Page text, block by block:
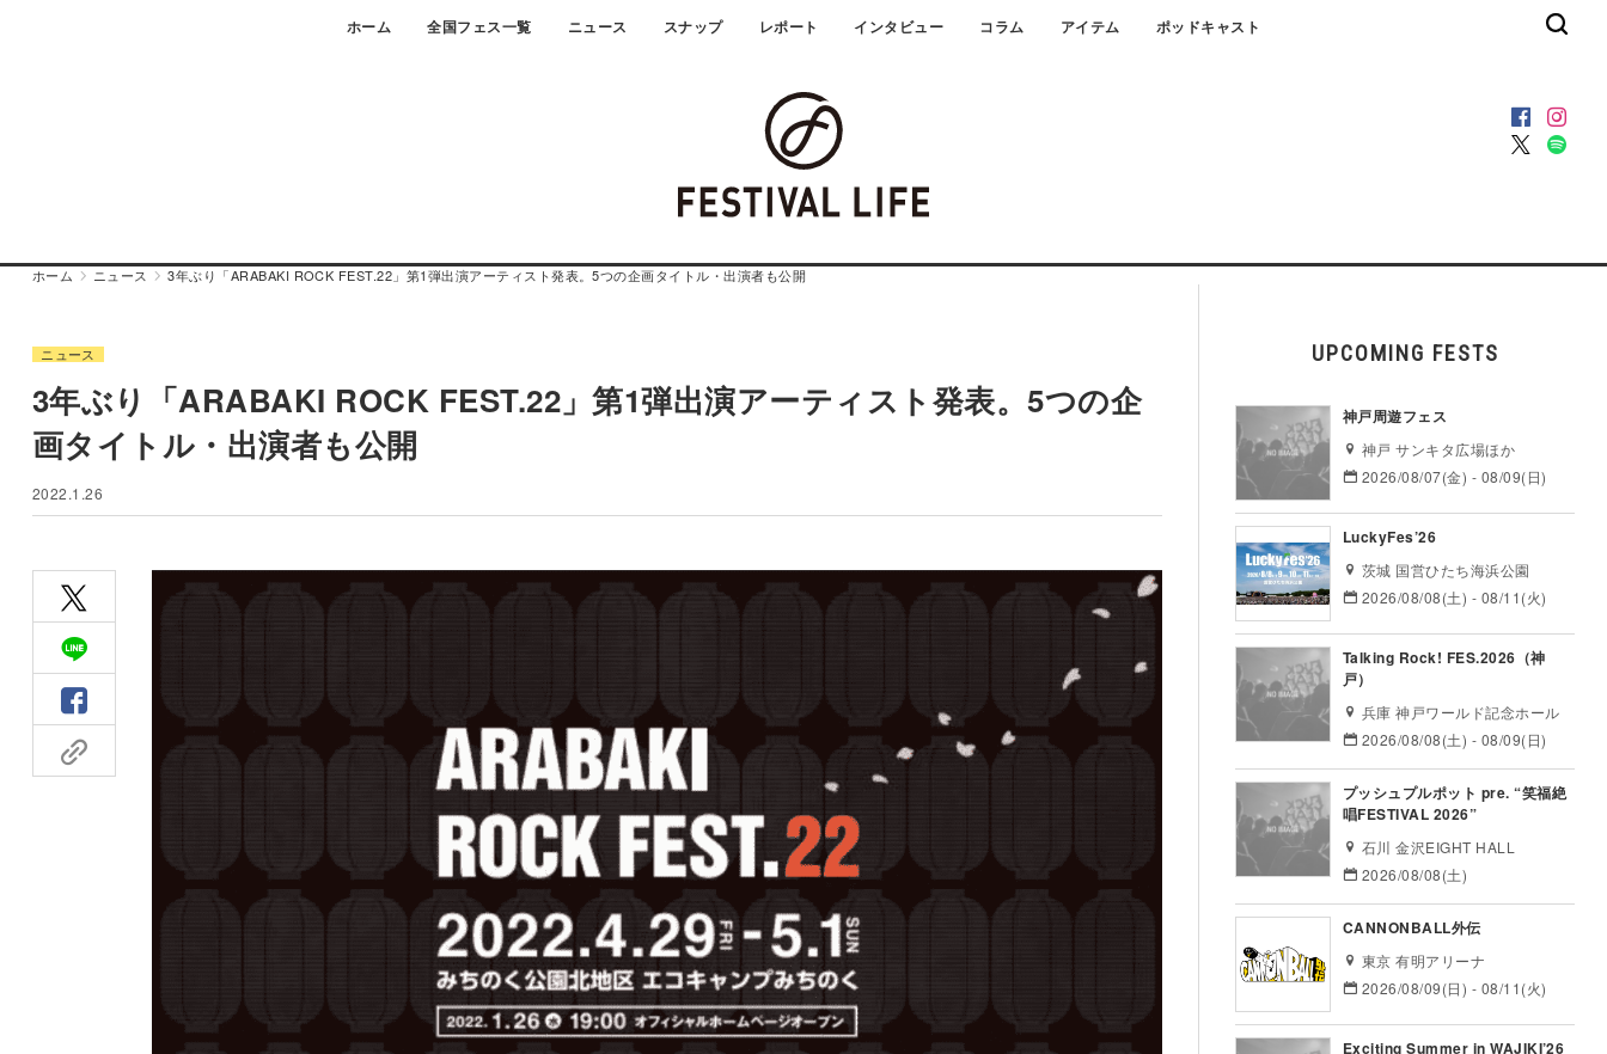
ホーム 全国フェス一覧 ニュース スナップ レポート インタビュー コラム アイテム ポッドキャスト
ホーム ニュース 3年ぶり「ARABAKI ROCK FEST.22」第1弾出演アーティスト発表。5つの企画タイトル・出演者も公開
ニュース
3年ぶり「ARABAKI ROCK FEST.22」第1弾出演アーティスト発表。5つの企
画タイトル・出演者も公開
2022.1.26
UPCOMING FESTS
神戸周遊フェス
神戸 サンキタ広場ほか
2026/08/07(金) - 08/09(日)
LuckyFes’26
茨城 国営ひたち海浜公園
2026/08/08(土) - 08/11(火)
Talking Rock! FES.2026（神
戸）
兵庫 神戸ワールド記念ホール
2026/08/08(土) - 08/09(日)
プッシュプルポット pre. “笑福絶
唱FESTIVAL 2026”
石川 金沢EIGHT HALL
2026/08/08(土)
CANNONBALL外伝
東京 有明アリーナ
2026/08/09(日) - 08/11(火)
Exciting Summer in WAJIKI’26